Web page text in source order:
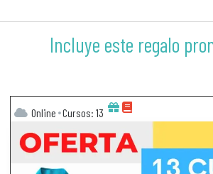
Incluye este regalo
Online Cursos: 13